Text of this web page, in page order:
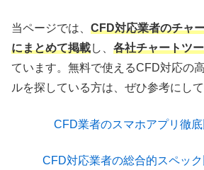
当ページでは、 CFD対応業者のチャ
にまとめて掲載し、 各社チャートツ
ています。無料で使えるCFD対応の
ルを探している方は、ぜひ参考にし
CFD業者のスマホアプリ徹底
CFD対応業者の総合的スペック